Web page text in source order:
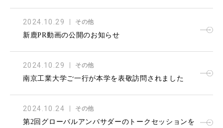
2024.10.29 その他
新鹿PR動画の公開のお知らせ
2024.10.29 その他
南京工業大学ご一行が本学を表敬訪問されました
2024.10.24 その他
第2回グローバルアンバサダーのトークセッションを